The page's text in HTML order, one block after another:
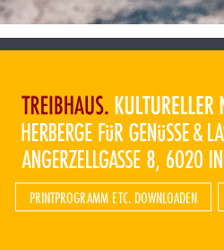
PRINTPROGRAMM ETC. DOWNLOADEN